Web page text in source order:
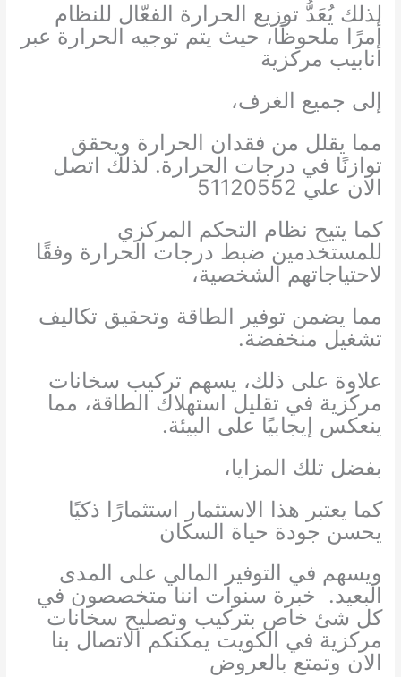
لذلك يُعَدُّ توزيع الحرارة الفعّال للنظام
أمرًا ملحوظًا، حيث يتم توجيه الحرارة عبر
أنابيب مركزية
إلى جميع الغرف،
مما يقلل من فقدان الحرارة ويحقق
توازنًا في درجات الحرارة. لذلك اتصل
الان علي 51120552
كما يتيح نظام التحكم المركزي
للمستخدمين ضبط درجات الحرارة وفقًا
لاحتياجاتهم الشخصية،
مما يضمن توفير الطاقة وتحقيق تكاليف
تشغيل منخفضة.
علاوة على ذلك، يسهم تركيب سخانات
مركزية في تقليل استهلاك الطاقة، مما
ينعكس إيجابيًا على البيئة.
بفضل تلك المزايا،
كما يعتبر هذا الاستثمار استثمارًا ذكيًا
يحسن جودة حياة السكان
ويسهم في التوفير المالي على المدى
البعيد. خبرة سنوات اننا متخصصون في
كل شئ خاص بتركيب وتصليح سخانات
مركزية في الكويت يمكنكم الاتصال بنا
الان وتمتع بالعروض